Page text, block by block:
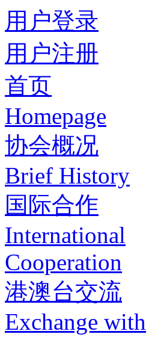
用户登录
用户注册
首页
Homepage
协会概况
Brief History
国际合作
International
Cooperation
港澳台交流
Exchange with